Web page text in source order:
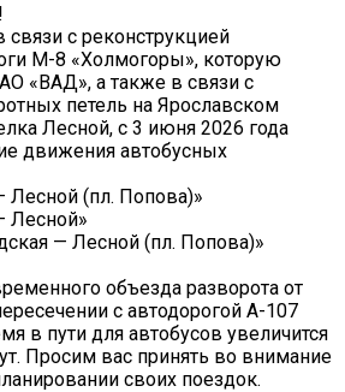
с реконструкцией
М-8 «Холмогоры», которую
«ВАД», а также в связи с
петель на Ярославском
Лесной, с 3 июня 2026 года
движения автобусных
(пл. Попова)»
Лесной»
— Лесной (пл. Попова)»
объезда разворота от
с автодорогой А-107
в пути для автобусов увеличится
Просим вас принять во внимание
своих поездок.